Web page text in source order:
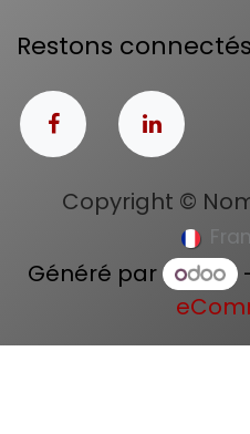
Restons connectés
Copyright ©
Généré par